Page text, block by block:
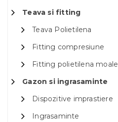
Teava si fitting
Teava Polietilena
Fitting compresiune
Fitting polietilena moale
Gazon si ingrasaminte
Dispozitive imprastiere
Ingrasaminte